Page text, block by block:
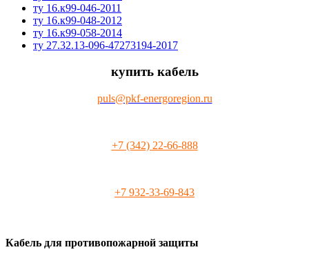
ту 16.к99-046-2011
ту 16.к99-048-2012
ту 16.к99-058-2014
ту 27.32.13-096-47273194-2017
купить кабель
puls@pkf-energoregion.ru
+7 (342) 22-66-888
+7 932-33-69-843
Кабель для противопожарной защиты